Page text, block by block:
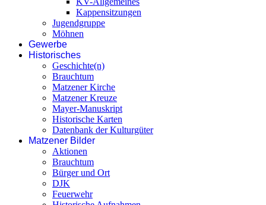
Kappensitzungen
Jugendgruppe
Möhnen
Gewerbe
Historisches
Geschichte(n)
Brauchtum
Matzener Kirche
Matzener Kreuze
Mayer-Manuskript
Historische Karten
Datenbank der Kulturgüter
Matzener Bilder
Aktionen
Brauchtum
Bürger und Ort
DJK
Feuerwehr